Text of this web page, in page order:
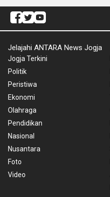
Jelajahi ANTARA News Jogja
Jogja Terkini
Politik
Peristiwa
Ekonomi
Olahraga
Pendidikan
Nasional
Nusantara
Foto
Video